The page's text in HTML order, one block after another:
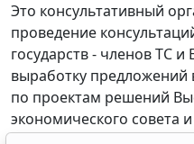
Это консультативный
проведение
государств - членов ТС
выработку предложений
по проектам решений
экономического совета